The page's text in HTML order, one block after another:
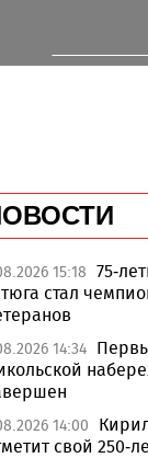
15:18 75-
стал
14:34
14:00
свой 250-